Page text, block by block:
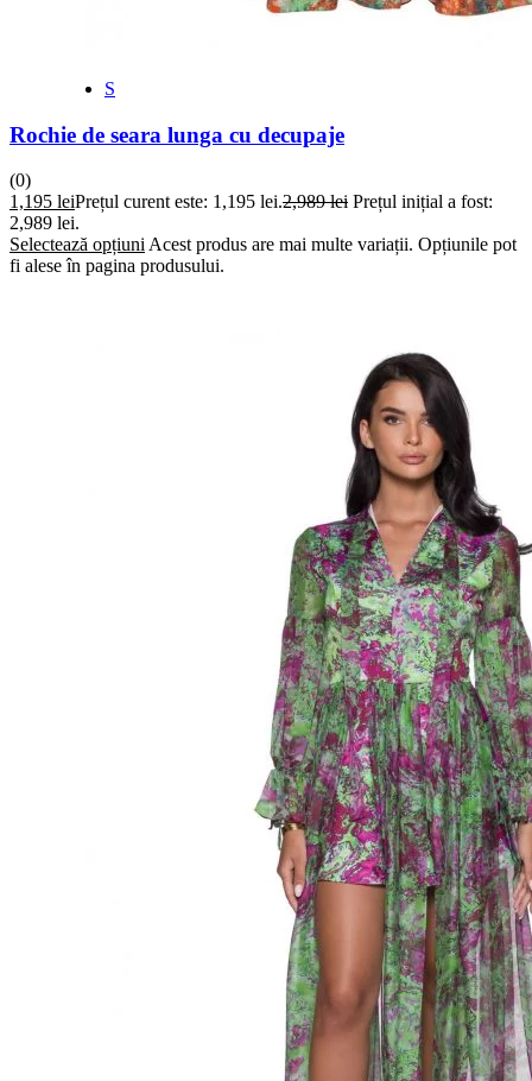
S
Rochie de seara lunga cu decupaje
(0)
1,195 leiPrețul curent este: 1,195 lei.2,989lei Prețul inițial a fost:
2,989 lei.
Selectează opțiuni Acest produs are mai multe variații. Opțiunile pot
fi alese în pagina produsului.